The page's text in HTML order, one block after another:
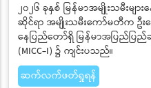
၂၀၂၆ ခုနှစ် မြန်မာအမျိုးသမီးမျ
ဆိုင်ရာ အမျိုးသမီးကော်မတီက ဦ
နေပြည်တော်ရှိ မြန်မာအပြည်ပြ
(MICC-I) ၌ ကျင်းပသည်။
ဆက်လက်ဖတ်ရှုရန်